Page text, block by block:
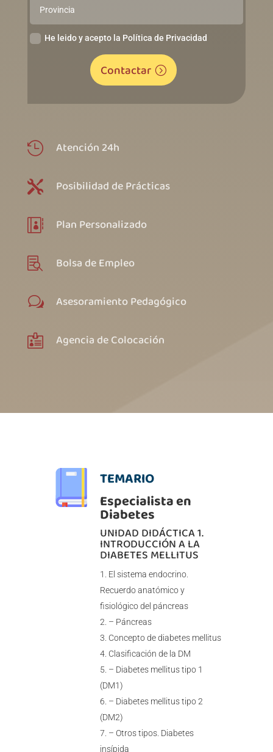
He leido y acepto la Política de Privacidad
Contactar
 Atención 24h
 Posibilidad de Prácticas
 Plan Personalizado
 Bolsa de Empleo
w Asesoramiento Pedagógico
 Agencia de Colocación
TEMARIO
Especialista en
Diabetes
UNIDAD DIDÁCTICA 1.
INTRODUCCIÓN A LA
DIABETES MELLITUS
El sistema endocrino.
Recuerdo anatómico y
fisiológico del páncreas
– Páncreas
Concepto de diabetes mellitus
Clasificación de la DM
– Diabetes mellitus tipo 1
(DM1)
– Diabetes mellitus tipo 2
(DM2)
– Otros tipos. Diabetes
insípida